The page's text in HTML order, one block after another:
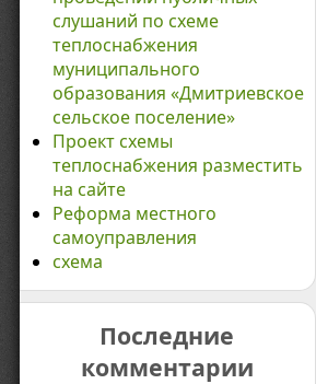
слушаний по схеме
теплоснабжения
муниципального
образования «Дмитриевское
сельское поселение»
Проект схемы
теплоснабжения разместить
на сайте
Реформа местного
самоуправления
схема
Последние
комментарии